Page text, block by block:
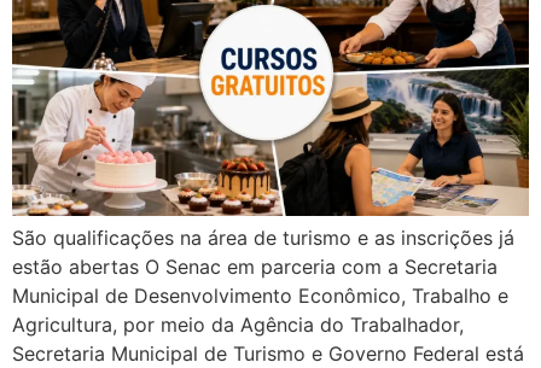
São qualificações na área de turismo e as inscrições já
estão abertas O Senac em parceria com a Secretaria
Municipal de Desenvolvimento Econômico, Trabalho e
Agricultura, por meio da Agência do Trabalhador,
Secretaria Municipal de Turismo e Governo Federal está